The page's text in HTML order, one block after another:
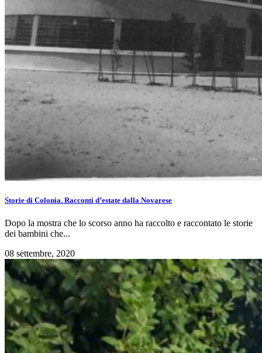
Storie di Colonia. Racconti d’estate dalla Novarese
Dopo la mostra che lo scorso anno ha raccolto e raccontato le storie
dei bambini che...
08 settembre, 2020